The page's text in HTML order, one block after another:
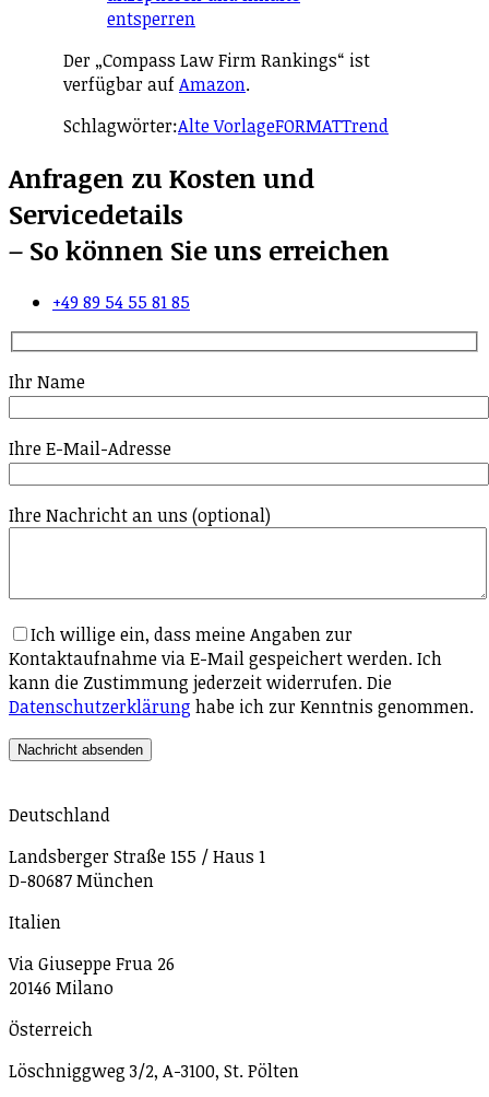
entsperren
Der „Compass Law Firm Rankings“ ist
verfügbar aufAmazon.
Schlagwörter:Alte VorlageFORMATTrend
Anfragen zu Kosten und
Servicedetails
– So können Sie uns erreichen
+49 89 54 55 81 85
Ihr Name
Ihre E-Mail-Adresse
Ihre Nachricht an uns (optional)
Ich willige ein, dass meine Angaben zur
Kontaktaufnahme via E-Mail gespeichert werden. Ich
kann die Zustimmung jederzeit widerrufen. Die
Datenschutzerklärung habe ich zur Kenntnis genommen.
Deutschland
Landsberger Straße 155 / Haus 1
D-80687 München
Italien
Via Giuseppe Frua 26
20146 Milano
Österreich
Löschniggweg 3/2, A-3100, St. Pölten